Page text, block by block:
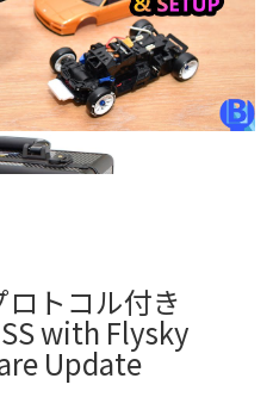
トコル付き
with Flysky
Update